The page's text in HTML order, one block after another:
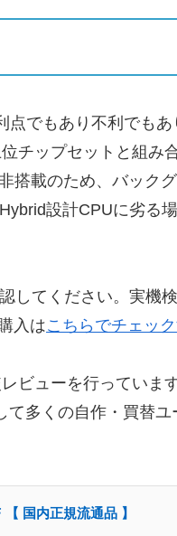
でもあり不利でも
チップセットと組み
搭載のため、バック
設計CPUに劣る
してください。実機
入はこちらでチェッ
ビューを行っていま
多くの自作・買替
国内正規流通品 】